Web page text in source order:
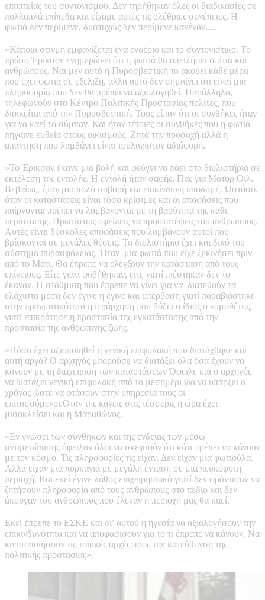
εποπτείας του συντονισμού. Δεν τηρήθηκαν όλες οι διαδικασίες σε
πολλαπλά επίπεδα και είχαμε αυτές τις ολέθριες συνέπειες. Η
φωτιά δεν περίμενε, δυστυχώς δεν περίμενε κανέναν….
»Κάποια στιγμή εμφανίζεται ένα εναέριο και το συντονιστικό. Το
πρώτο Έρικσον ενημερώνει ότι η φωτιά θα απειλήσει σπίτια και
ανθρώπους. Ναι μεν αυτό η Πυροσβεστική το ακούει κάθε μέρα
που έχει φωτιά σε εξέλιξη, αλλά αυτό δεν σημαίνει ότι είναι μια
πληροφορία που δεν θα πρέπει να αξιολογηθεί. Παράλληλα,
τηλεφωνούν στο Κέντρο Πολιτικής Προστασίας πολίτες, που
διοικείται από την Πυροσβεστική. Τους είπαν ότι οι συνθήκες ήταν
για να καεί το σύμπαν. Και ήταν τέτοιες οι συνθήκες που η φωτιά
πήγαινε ευθεία στους οικισμούς. Ζητά την προσοχή αλλά η
απάντηση που λαμβάνει είναι τουλάχιστον αδιάφορη.
»Το Έρικσον έκανε μια βολή και φεύγει να πάει στα διυλιστήρια σε
εκτέλεση της εντολής. Η εντολή ήταν σαφής. Πας για Μότορ Οιλ.
Βεβαίως, ήταν μια πολύ σοβαρή και επικίνδυνη υποδομή. Ωστόσο,
όταν οι καταστάσεις είναι τόσο κρίσιμες και οι αποφάσεις που
παίρνονται πρέπει να λαμβάνονται με τη βαρύτητα της κάθε
περίστασης. Πρωτίστως οφείλεις να προστατέψεις του ανθρώπους.
Αυτές είναι δύσκολες αποφάσεις που λαμβάνουν αυτοί που
βρίσκονται σε μεγάλες θέσεις. Το διυλιστήριο έχει και δικό του
σύστημα πυρασφάλειας. Ήταν μια φωτιά που είχε ξεκινήσει πριν
από το Μάτι. Θα έπρεπε να ελέγξουν την κατάσταση από τους
επίγειους. Είτε γιατί φοβήθηκαν, είτε γιατί πιέστηκαν δεν το
έκαναν. Η στάθμιση που έπρεπε να γίνει για να διατεθούν τα
ελάχιστα μέσα δεν έγινε ή έγινε και υπέρβαση γιατί παραβιάστηκε
στην πραγματικότητα η ιεράρχηση που βάζει ο ίδιος ο νομοθέτης,
γιατί επικράτησε η προστασία της εγκατάστασης από την
προστασία της ανθρώπινης ζωής.
»Πόσο έχει αξιοποιηθεί η γενική επιφυλακή που διατάχθηκε και
αυτή αργά? Ο αρχηγός μπορούσε να διατάξει όλα όσα έχουν να
κάνουν με τη διαχειριση των καταστάσεων Όφειλε και ο αρχηγός
να διατάξει γενική επιφυλακή από το μεσημέρι για να υπάρξει ο
χρόνος ώστε να φτάσουν στην υπηρεσία τους οι
επιτασσόμενοι.Οταν της κάνεις στις τέσσερις η ώρα έχει
μισοκλείσει και η Μαραθώνος.
»Εν γνώσει των συνθηκών και της ένδειας των μέσω
αντιμετώπισης όφειλαν όλοι να σκεφτούν ότι κάτι πρέπει να κάνουν
με τον κόσμο. Τις πληροφορίες τις είχαν. Δεν είχαν μια φωτιούλα.
Αλλά είχαν μια πυρκαγιά με μεγάλη ένταση σε μια πευκόφυτη
περιοχή. Και εκεί έγινε λάθος επιχειρησιακό γιατί δεν φρόντισαν να
ζητήσουν πληροφορία από τους ανθρώπους στο πεδίο και δεν
άκουγαν του ανθρώπους που έλεγαν η περιοχή μας θα καεί.
Εκεί έπρεπε το ΕΣΚΕ και δι’ αυτού η ηγεσία να αξιολογήσουν την
επικινδυνότητα και να αποφασίσουν για το τι έπρεπε να κάνουν. Να
κινητοποιήσουν τις τοπικές αρχές προς την κατεύθυνση της
πολιτικής προστασίας».